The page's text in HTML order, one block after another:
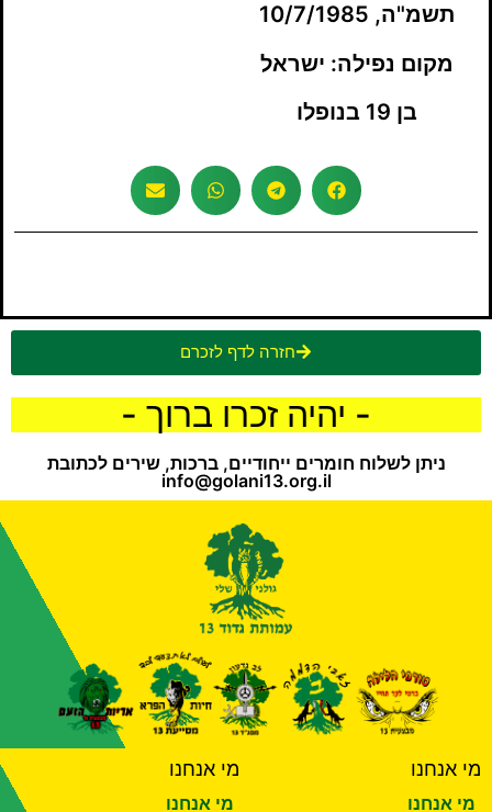
תשמ"ה, 10/7/1985
מקום נפילה: ישראל
בן 19 בנופלו
חזרה לדף לזכרם
- יהיה זכרו ברוך -
ניתן לשלוח חומרים ייחודיים, ברכות, שירים לכתובת
info@golani13.org.il
מי אנחנו
מי אנחנו
מי אנחנו
מי אנחנו